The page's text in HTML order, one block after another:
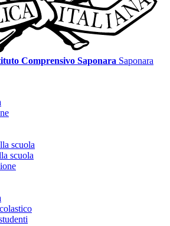
Comprensivo Saponara Saponara
scuola
scuola